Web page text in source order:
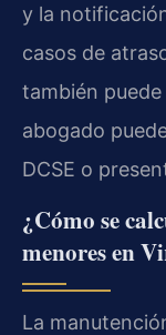
y la
casos de
también
abogado
DCSE o
¿Cómo se
menores en
La